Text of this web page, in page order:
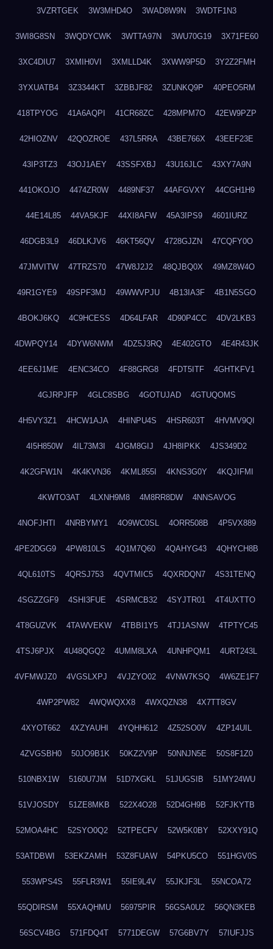
3VZRTGEK 3W3MHD4O 3WAD8W9N 3WDTF1N3
3WI8G8SN 3WQDYCWK 3WTTA97N 3WU70G19 3X71FE60
3XC4DIU7 3XMIH0VI 3XMLLD4K 3XWW9P5D 3Y2Z2FMH
3YXUATB4 3Z3344KT 3ZBBJF82 3ZUNKQ9P 40PEO5RM
418TPYOG 41A6AQPI 41CR68ZC 428MPM7O 42EW9PZP
42HIOZNV 42QOZROE 437L5RRA 43BE766X 43EEF23E
43IP3TZ3 43OJ1AEY 43SSFXBJ 43U16JLC 43XY7A9N
441OKOJO 4474ZR0W 4489NF37 44AFGVXY 44CGH1H9
44E14L85 44VA5KJF 44XI8AFW 45A3IPS9 4601IURZ
46DGB3L9 46DLKJV6 46KT56QV 4728GJZN 47CQFY0O
47JMVITW 47TRZS70 47W8J2J2 48QJBQ0X 49MZ8W4O
49R1GYE9 49SPF3MJ 49WWVPJU 4B13IA3F 4B1N5SGO
4BOKJ6KQ 4C9HCESS 4D64LFAR 4D90P4CC 4DV2LKB3
4DWPQY14 4DYW6NWM 4DZ5J3RQ 4E402GTO 4E4R43JK
4EE6J1ME 4ENC34CO 4F88GRG8 4FDT5ITF 4GHTKFV1
4GJRPJFP 4GLC8SBG 4GOTUJAD 4GTUQOMS
4H5VY3Z1 4HCW1AJA 4HINPU4S 4HSR603T 4HVMV9QI
4I5H850W 4IL73M3I 4JGM8GIJ 4JH8IPKK 4JS349D2
4K2GFW1N 4K4KVN36 4KML855I 4KNS3G0Y 4KQJIFMI
4KWTO3AT 4LXNH9M8 4M8RR8DW 4NNSAVOG
4NOFJHTI 4NRBYMY1 4O9WC0SL 4ORR508B 4P5VX889
4PE2DGG9 4PW810LS 4Q1M7Q60 4QAHYG43 4QHYCH8B
4QL610TS 4QRSJ753 4QVTMIC5 4QXRDQN7 4S31TENQ
4SGZZGF9 4SHI3FUE 4SRMCB32 4SYJTR01 4T4UXTTO
4T8GUZVK 4TAWVEKW 4TBBI1Y5 4TJ1ASNW 4TPTYC45
4TSJ6PJX 4U48QGQ2 4UMM8LXA 4UNHPQM1 4URT243L
4VFMWJZ0 4VGSLXPJ 4VJZYO02 4VNW7KSQ 4W6ZE1F7
4WP2PW82 4WQWQXX8 4WXQZN38 4X7TT8GV
4XYOT662 4XZYAUHI 4YQHH612 4Z52SO0V 4ZP14UIL
4ZVGSBH0 50JO9B1K 50KZ2V9P 50NNJN5E 50S8F1Z0
510NBX1W 5160U7JM 51D7XGKL 51JUGSIB 51MY24WU
51VJOSDY 51ZE8MKB 522X4O28 52D4GH9B 52FJKYTB
52MOA4HC 52SYO0Q2 52TPECFV 52W5K0BY 52XXY91Q
53ATDBWI 53EKZAMH 53Z8FUAW 54PKU5CO 551HGV0S
553WPS4S 55FLR3W1 55IE9L4V 55JKJF3L 55NCOA72
55QDIRSM 55XAQHMU 56975PIR 56GSA0U2 56QN3KEB
56SCV4BG 571FDQ4T 5771DEGW 57G6BV7Y 57IUFJJS